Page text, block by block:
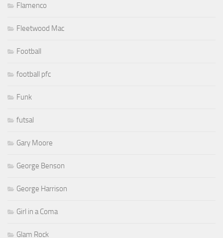
Flamenco
Fleetwood Mac
Football
football pfc
Funk
futsal
Gary Moore
George Benson
George Harrison
Girl in a Coma
Glam Rock